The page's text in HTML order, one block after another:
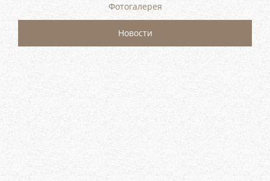
Фотогалерея
Новости